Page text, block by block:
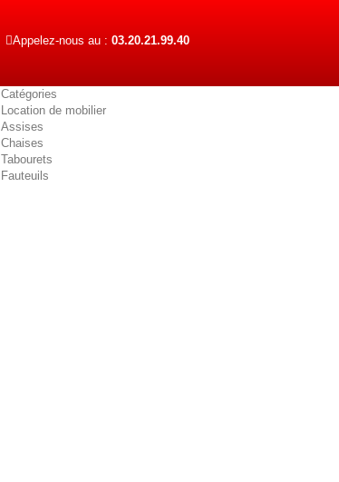
Appelez-nous au :03.20.21.99.40
Catégories
Location de mobilier
Assises
Chaises
Tabourets
Fauteuils